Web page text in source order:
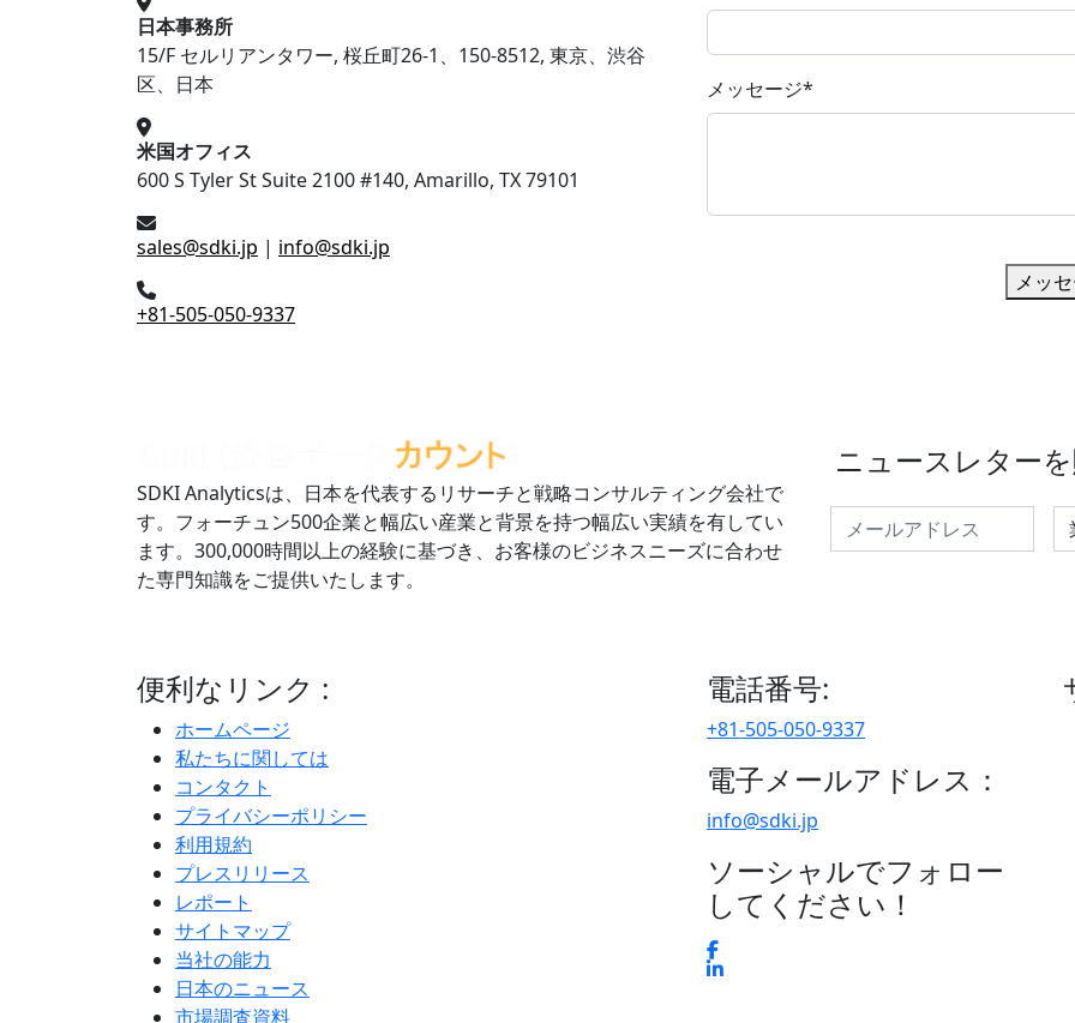
日本事務所
15/F セルリアンタワー, 桜丘町26-1、150-8512, 東京、渋谷
区、日本
米国オフィス
600 S Tyler St Suite 2100 #140, Amarillo, TX 79101
sales@sdki.jp | info@sdki.jp
+81-505-050-9337
メッセージ*
メッ
SDKI Analyticsは、日本を代表するリサーチと戦略コンサルティング会社で
す。フォーチュン500企業と幅広い産業と背景を持つ幅広い実績を有してい
ます。300,000時間以上の経験に基づき、お客様のビジネスニーズに合わせ
た専門知識をご提供いたします。
ニュースレター
便利なリンク :
ホームページ
私たちに関しては
コンタクト
プライバシーポリシー
利用規約
プレスリリース
レポート
サイトマップ
当社の能力
日本のニュース
市場調査資料
電話番号:
+81-505-050-9337
電子メールアドレス：
info@sdki.jp
ソーシャルでフォロー
してください！